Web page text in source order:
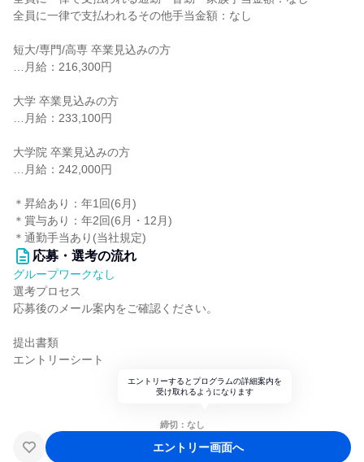
全員に一律で支払われるその他手当金額：なし
短大/専門/高専 卒業見込みの方
…月給：216,300円
大学 卒業見込みの方
…月給：233,100円
大学院 卒業見込みの方
…月給：242,000円
＊昇給あり：年1回(6月)
＊賞与あり：年2回(6月・12月)
＊通勤手当あり(当社規定)
応募・選考の流れ
グループワークなし
選考プロセス
応募後のメール案内をご確認ください。
提出書類
エントリーシート
エントリーするとプログラムの詳細案内を
受け取れるようになります
締切：なし
エントリー画面へ